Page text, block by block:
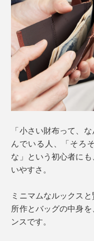
「小さい財布って、
んでいる人、「そろ
な」という初心者に
いやすさ。
ミニマムなルックス
所作とバッグの中身
ンスです。